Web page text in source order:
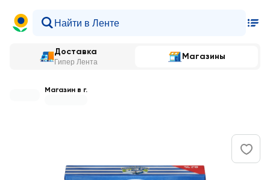
Доставка
Гипер Лента
Магазины
Магазин в г.